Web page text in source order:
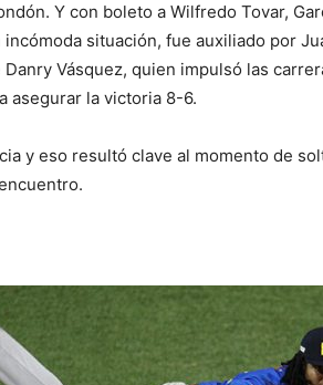
Y con boleto a Wilfredo Tovar,
incómoda situación, fue auxiliado por
Vásquez, quien impulsó las
asegurar la victoria 8-6.
y eso resultó clave al momento de